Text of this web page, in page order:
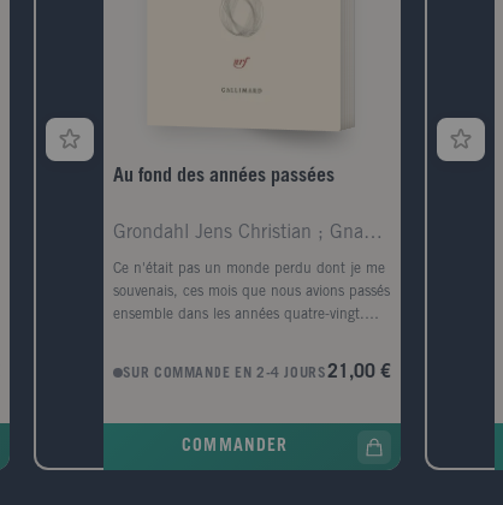
Au fond des années passées
Grondahl Jens Christian ; Gnaedig Alain
Ce n'était pas un monde perdu dont je me
souvenais, ces mois que nous avions passés
ensemble dans les années quatre-vingt.
sa course, et avait fini par nous rattraper."
De prime abord, la vie du narrateur semble
femme l'a quitté. Mais un jour, au milieu
d'un parc de Copenhague, il croise Anna,
SUR COMMANDE EN 2-4 JOURS21,00 €
COMMANDER